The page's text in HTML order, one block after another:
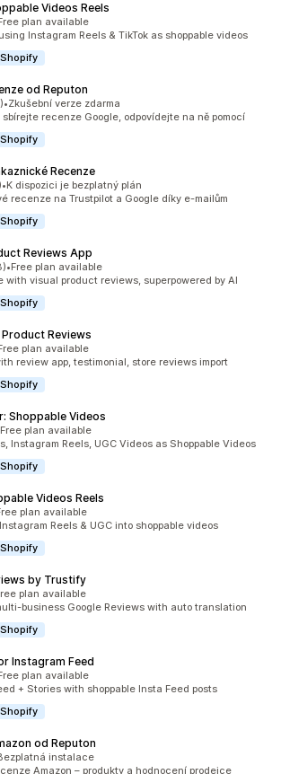
Videos Reels
recenzí: 218
plan available
Instagram Reels & TikTok as shoppable videos
od Reputon
recenzí: 1406
•Zkušební verze zdarma
sbírejte recenze Google, odpovídejte na ně pomocí
Recenze
recenzí: 1076
•K dispozici je bezplatný plán
recenze na Trustpilot a Google díky e-mailům
Reviews App
recenzí: 8908
•Free plan available
with visual product reviews, superpowered by AI
Reviews
recenzí: 333
plan available
review app, testimonial, store reviews import
Shoppable Videos
recenzí: 349
Free plan available
Instagram Reels, UGC Videos as Shoppable Videos
Videos Reels
recenzí: 187
plan available
Reels & UGC into shoppable videos
by Trustify
recenzí: 122
plan available
business Google Reviews with auto translation
Instagram Feed
recenzí: 373
plan available
+ Stories with shoppable Insta Feed posts
od Reputon
recenzí: 185instalace
Amazon – produkty a hodnocení prodejce